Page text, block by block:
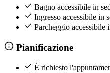
Bagno accessibile in
Ingresso accessibile in
Parcheggio accessibile
Pianificazione
È richiesto